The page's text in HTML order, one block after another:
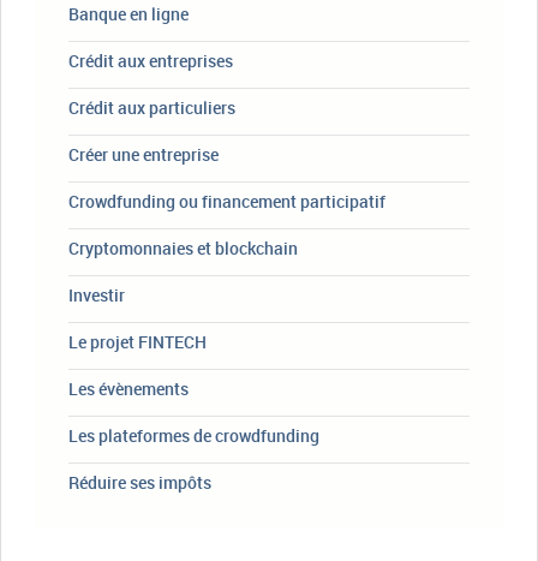
Banque en ligne
Crédit aux entreprises
Crédit aux particuliers
Créer une entreprise
Crowdfunding ou financement participatif
Cryptomonnaies et blockchain
Investir
Le projet FINTECH
Les évènements
Les plateformes de crowdfunding
Réduire ses impôts